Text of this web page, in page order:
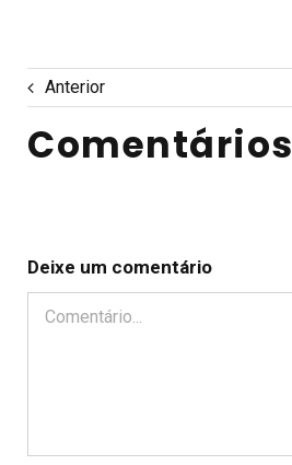
Anterior
Comentários
Deixe um comentário
Comentário